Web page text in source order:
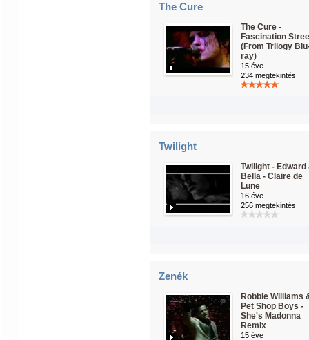
The Cure
The Cure -
Fascination
(From Trilogy
ray)
15 éve
234 megtekintés
Twilight
Twilight - Edward
Bella - Claire de
Lune
16 éve
256 megtekintés
Zenék
Robbie Williams
Pet Shop Boys -
She's Madonna
Remix
15 éve